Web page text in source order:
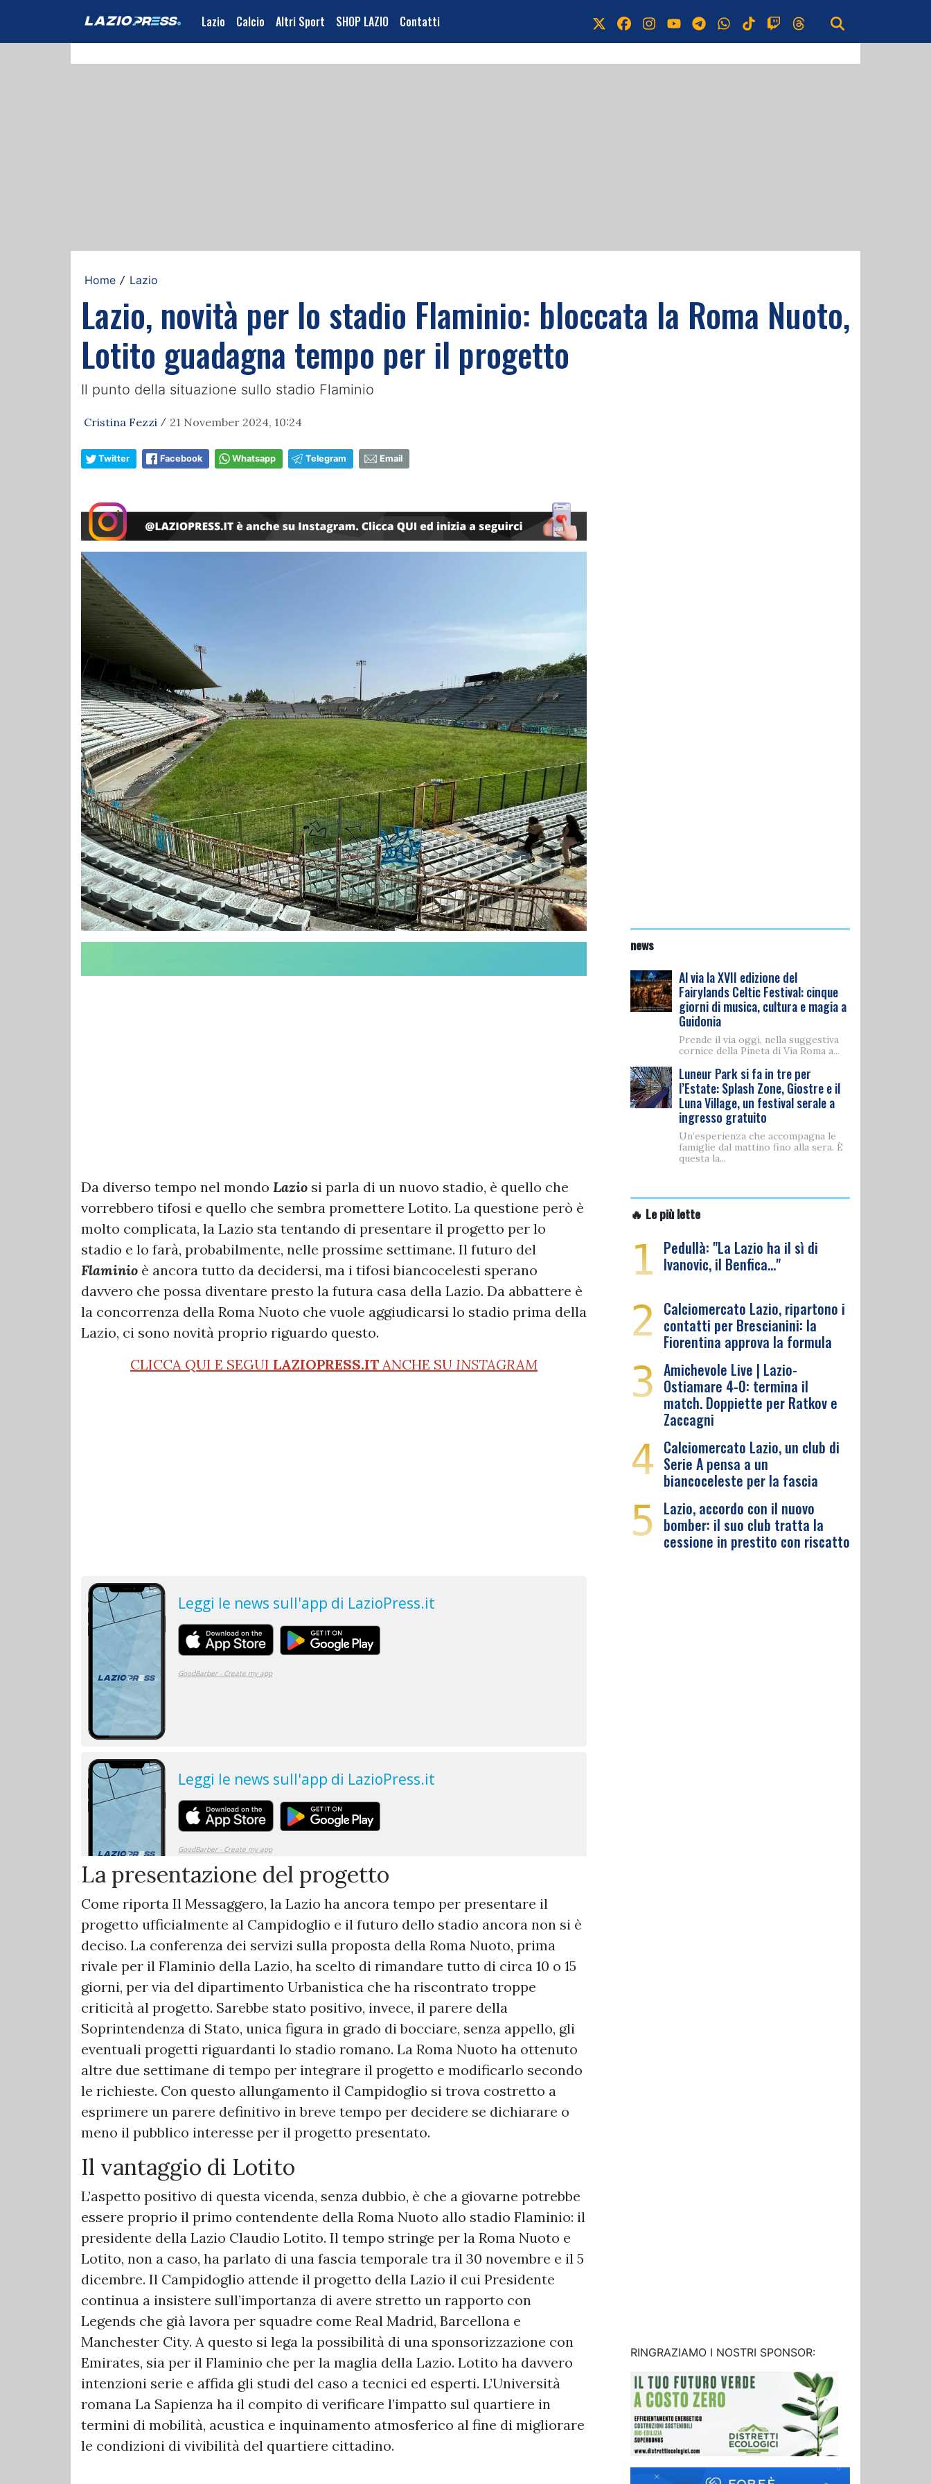
Lazio Calcio Altri Sport SHOP LAZIO Contatti
Home / Lazio
Lazio, novità per lo stadio Flaminio: bloccata la Roma Nuoto,
Lotito guadagna tempo per il progetto
Il punto della situazione sullo stadio Flaminio
Cristina Fezzi / 21 November 2024, 10:24
Twitter Facebook Whatsapp Telegram Email
Da diverso tempo nel mondo Lazio si parla di un nuovo stadio, è quello che
vorrebbero tifosi e quello che sembra promettere Lotito. La questione però è
molto complicata, la Lazio sta tentando di presentare il progetto per lo
stadio e lo farà, probabilmente, nelle prossime settimane. Il futuro del
Flaminio è ancora tutto da decidersi, ma i tifosi biancocelesti sperano
davvero che possa diventare presto la futura casa della Lazio. Da abbattere è
la concorrenza della Roma Nuoto che vuole aggiudicarsi lo stadio prima della
Lazio, ci sono novità proprio riguardo questo.
CLICCA QUI E SEGUI LAZIOPRESS.IT ANCHE SU INSTAGRAM
La presentazione del progetto
Come riporta Il Messaggero, la Lazio ha ancora tempo per presentare il
progetto ufficialmente al Campidoglio e il futuro dello stadio ancora non si è
deciso. La conferenza dei servizi sulla proposta della Roma Nuoto, prima
rivale per il Flaminio della Lazio, ha scelto di rimandare tutto di circa 10 o 15
giorni, per via del dipartimento Urbanistica che ha riscontrato troppe
criticità al progetto. Sarebbe stato positivo, invece, il parere della
Soprintendenza di Stato, unica figura in grado di bocciare, senza appello, gli
eventuali progetti riguardanti lo stadio romano. La Roma Nuoto ha ottenuto
altre due settimane di tempo per integrare il progetto e modificarlo secondo
le richieste. Con questo allungamento il Campidoglio si trova costretto a
esprimere un parere definitivo in breve tempo per decidere se dichiarare o
meno il pubblico interesse per il progetto presentato.
Il vantaggio di Lotito
L’aspetto positivo di questa vicenda, senza dubbio, è che a giovarne potrebbe
essere proprio il primo contendente della Roma Nuoto allo stadio Flaminio: il
presidente della Lazio Claudio Lotito. Il tempo stringe per la Roma Nuoto e
Lotito, non a caso, ha parlato di una fascia temporale tra il 30 novembre e il 5
dicembre. Il Campidoglio attende il progetto della Lazio il cui Presidente
continua a insistere sull’importanza di avere stretto un rapporto con
Legends che già lavora per squadre come Real Madrid, Barcellona e
Manchester City. A questo si lega la possibilità di una sponsorizzazione con
Emirates, sia per il Flaminio che per la maglia della Lazio. Lotito ha davvero
intenzioni serie e affida gli studi del caso a tecnici ed esperti. L’Università
romana La Sapienza ha il compito di verificare l’impatto sul quartiere in
termini di mobilità, acustica e inquinamento atmosferico al fine di migliorare
le condizioni di vivibilità del quartiere cittadino.
news
Al via la XVII edizione del
Fairylands Celtic Festival: cinque
giorni di musica, cultura e magia a
Guidonia
Prende il via oggi, nella suggestiva
cornice della Pineta di Via Roma a...
Luneur Park si fa in tre per
l’Estate: Splash Zone, Giostre e il
Luna Village, un festival serale a
ingresso gratuito
Un’esperienza che accompagna le
famiglie dal mattino fino alla sera. È
questa la...
🔥 Le più lette
1 Pedullà: "La Lazio ha il sì di
Ivanovic, il Benfica…"
2 Calciomercato Lazio, ripartono i
contatti per Brescianini: la
Fiorentina approva la formula
3 Amichevole Live | Lazio-
Ostiamare 4-0: termina il
match. Doppiette per Ratkov e
Zaccagni
4 Calciomercato Lazio, un club di
Serie A pensa a un
biancoceleste per la fascia
5 Lazio, accordo con il nuovo
bomber: il suo club tratta la
cessione in prestito con riscatto
RINGRAZIAMO I NOSTRI SPONSOR: